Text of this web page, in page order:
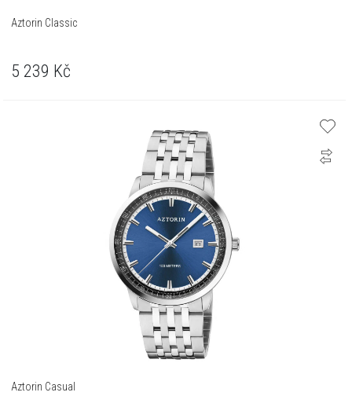
Aztorin Classic
5 239 Kč
Aztorin Casual